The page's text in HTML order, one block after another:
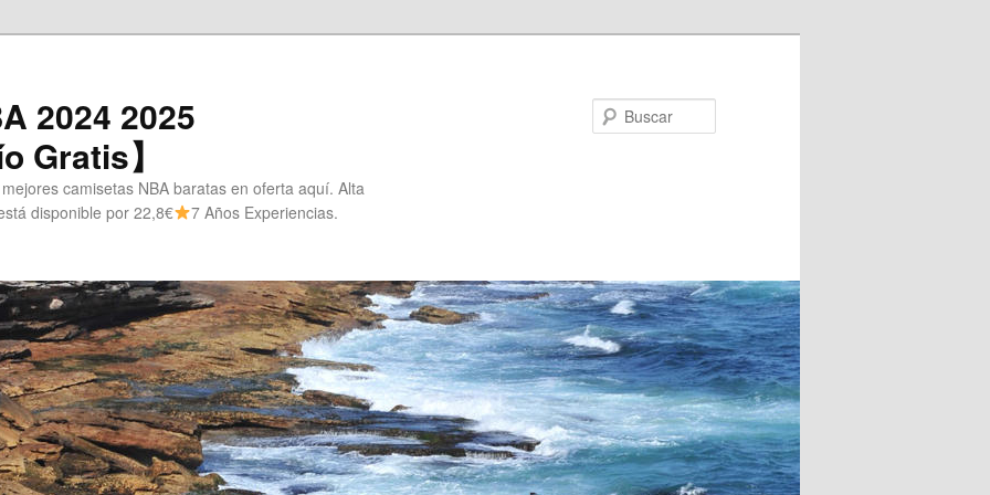
2024 2025
Gratis】
camisetas NBA baratas en oferta aquí. Alta
disponible por 22,8€
7 Años Experiencias.